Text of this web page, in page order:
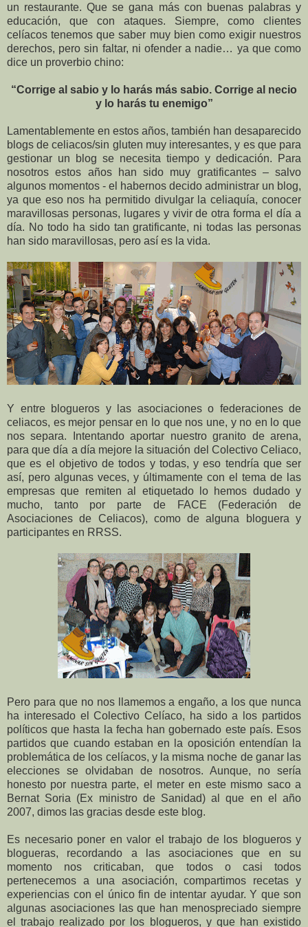
un restaurante. Que se gana más con buenas palabras y
educación, que con ataques. Siempre, como clientes
celíacos tenemos que saber muy bien como exigir nuestros
derechos, pero sin faltar, ni ofender a nadie… ya que como
dice un proverbio chino:
“Corrige al sabio y lo harás más sabio. Corrige al necio
y lo harás tu enemigo”
Lamentablemente en estos años, también han desaparecido
blogs de celiacos/sin gluten muy interesantes, y es que para
gestionar un blog se necesita tiempo y dedicación. Para
nosotros estos años han sido muy gratificantes – salvo
algunos momentos - el habernos decido administrar un blog,
ya que eso nos ha permitido divulgar la celiaquía, conocer
maravillosas personas, lugares y vivir de otra forma el día a
día. No todo ha sido tan gratificante, ni todas las personas
han sido maravillosas, pero así es la vida.
Y entre blogueros y las asociaciones o federaciones de
celiacos, es mejor pensar en lo que nos une, y no en lo que
nos separa. Intentando aportar nuestro granito de arena,
para que día a día mejore la situación del Colectivo Celiaco,
que es el objetivo de todos y todas, y eso tendría que ser
así, pero algunas veces, y últimamente con el tema de las
empresas que remiten al etiquetado lo hemos dudado y
mucho, tanto por parte de FACE (Federación de
Asociaciones de Celiacos), como de alguna bloguera y
participantes en RRSS.
Pero para que no nos llamemos a engaño, a los que nunca
ha interesado el Colectivo Celíaco, ha sido a los partidos
políticos que hasta la fecha han gobernado este país. Esos
partidos que cuando estaban en la oposición entendían la
problemática de los celíacos, y la misma noche de ganar las
elecciones se olvidaban de nosotros. Aunque, no sería
honesto por nuestra parte, el meter en este mismo saco a
Bernat Soria (Ex ministro de Sanidad) al que en el año
2007, dimos las gracias desde este blog.
Es necesario poner en valor el trabajo de los blogueros y
blogueras, recordando a las asociaciones que en su
momento nos criticaban, que todos o casi todos
pertenecemos a una asociación, compartimos recetas y
experiencias con el único fin de intentar ayudar. Y que son
algunas asociaciones las que han menospreciado siempre
el trabajo realizado por los blogueros, y que han existido